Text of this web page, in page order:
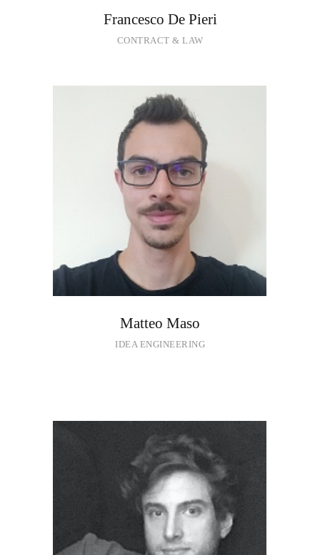
Francesco De Pieri
CONTRACT & LAW
Matteo Maso
IDEA ENGINEERING